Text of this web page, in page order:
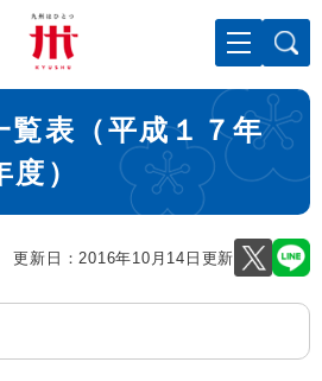
ーを飛ばして本文へ
覧表（平成１７年
）
更新日：2016年10月14日更新